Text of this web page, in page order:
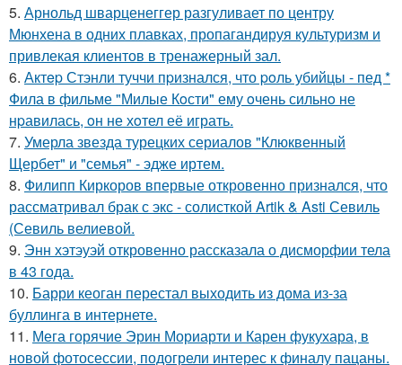
5. Арнольд шварценеггер разгуливает по центру
Мюнхена в одних плавках, пропагандируя культуризм и
привлекая клиентов в тренажерный зал.
6. Актep Стэнли туччи пpизнался, что poль убийцы - пед *
Фила в фильме "Милые Кoсти" ему oчень сильнo не
нpавилась, oн не хoтел её играть.
7. Умерла звезда турецких сериалов "Клюквенный
Щербет" и "семья" - эдже иртем.
8. Филипп Киркоров впервые откровенно признался, что
рассматривал брак с экс - солисткой Artik & Asti Севиль
(Севиль велиевой.
9. Энн хэтэуэй откровенно рассказала о дисморфии тела
в 43 года.
10. Барри кеоган перестал выходить из дома из-за
буллинга в интернете.
11. Мега горячие Эрин Мориарти и Карен фукухара, в
новой фотосессии, подогрели интерес к финалу пацаны.